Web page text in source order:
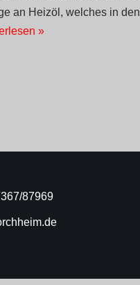
an Heizöl, welches in den
»
87969